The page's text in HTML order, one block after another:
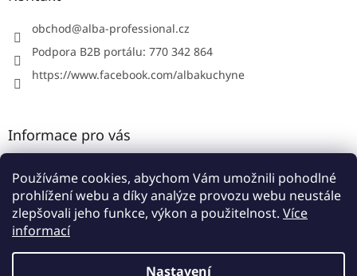
Používáme cookies, abychom Vám umožnili pohodlné
prohlížení webu a díky analýze provozu webu neustále
zlepšovali jeho funkce, výkon a použitelnost. Více
informací
Nastavení
obchod@alba-professional.cz
Podpora B2B portálu: 770 342 864
https://www.facebook.com/albakuchyne
Informace pro vás
Obchodní podmínky
Podmínky ochrany osobních údajů